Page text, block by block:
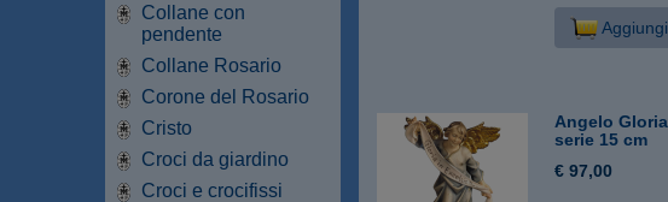
Collane con
pendente
Collane Rosario
Corone del Rosario
Cristo
Croci da giardino
Croci e crocifissi
Angelo
serie 15 cm
€ 97,00